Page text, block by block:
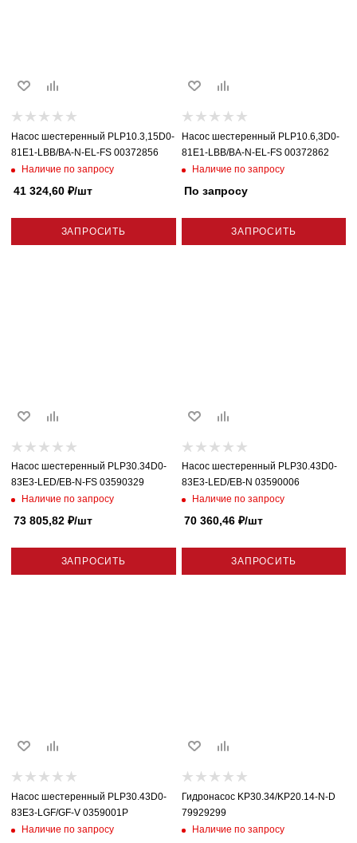
Насос шестеренный PLP10.3,15D0-
81E1-LBB/BA-N-EL-FS 00372856
Наличие по запросу
41 324,60 ₽/шт
ЗАПРОСИТЬ
Насос шестеренный PLP10.6,3D0-
81E1-LBB/BA-N-EL-FS 00372862
Наличие по запросу
По запросу
ЗАПРОСИТЬ
Насос шестеренный PLP30.34D0-
83E3-LED/EB-N-FS 03590329
Наличие по запросу
73 805,82 ₽/шт
ЗАПРОСИТЬ
Насос шестеренный PLP30.43D0-
83E3-LED/EB-N 03590006
Наличие по запросу
70 360,46₽/шт
ЗАПРОСИТЬ
Насос шестеренный PLP30.43D0-
83E3-LGF/GF-V 0359001P
Наличие по запросу
Гидронасос KP30.34/KP20.14-N-D
79929299
Наличие по запросу